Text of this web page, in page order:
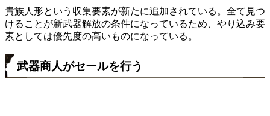
貴族人形という収集要素が新たに追加されている。全て見つ
けることが新武器解放の条件になっているため、やり込み要
素としては優先度の高いものになっている。
武器商人がセールを行う